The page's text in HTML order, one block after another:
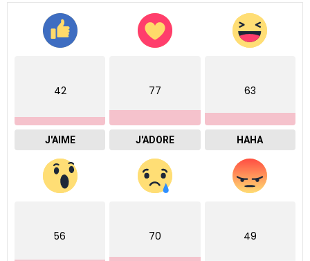
42
J'AIME
77
J'ADORE
63
HAHA
56 70 49